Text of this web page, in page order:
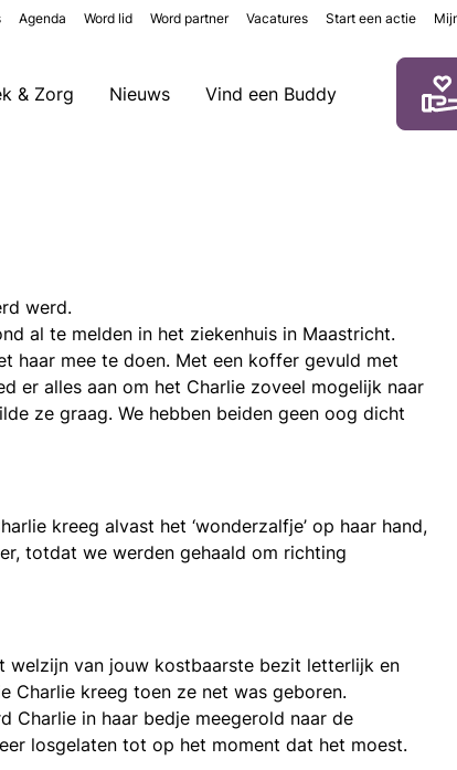
& Zorg Nieuws Vind een Buddy
Agenda Word lid Word partner Vacatures Start een actie
werd.
al te melden in het ziekenhuis in Maastricht.
haar mee te doen. Met een koffer gevuld met
er alles aan om het Charlie zoveel mogelijk naar
ze graag. We hebben beiden geen oog dicht
kreeg alvast het ‘wonderzalfje’ op haar hand,
totdat we werden gehaald om richting
welzijn van jouw kostbaarste bezit letterlijk en
Charlie kreeg toen ze net was geboren.
Charlie in haar bedje meegerold naar de
losgelaten tot op het moment dat het moest.